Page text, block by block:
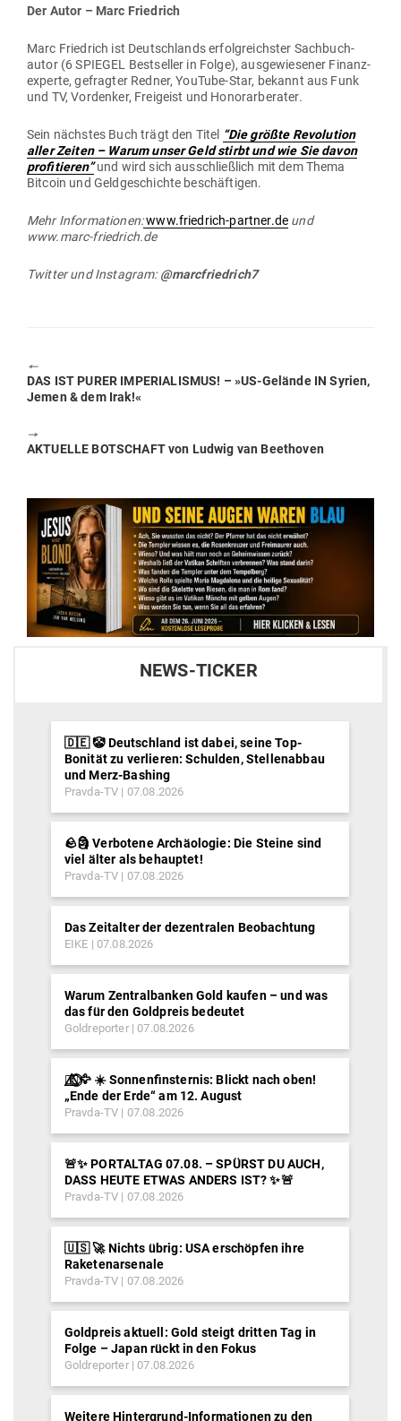
Der Autor – Marc Friedrich
Marc Friedrich ist Deutsch­lands erfolg­reichster Sach­buch­
autor (6 SPIEGEL Best­seller in Folge), aus­ge­wie­sener Finanz­
ex­perte, gefragter Redner, YouTube-Star, bekannt aus Funk
und TV, Vor­denker, Frei­geist und Honorarberater.
Sein nächstes Buch trägt den Titel “Die größte Revo­lution
aller Zeiten – Warum unser Geld stirbt und wie Sie davon
pro­fi­tieren”und wird sich aus­schließlich mit dem Thema
Bitcoin und Geld­ge­schichte beschäftigen.
Mehr Infor­ma­tionen:www.friedrich-partner.de und
www.marc-friedrich.de
Twitter und Instagram: @marcfriedrich7
🠔
Previous
post:
DAS IST PURER IMPE­RIA­LISMUS! – »US-Gelände IN Syrien,
Jemen & dem Irak!«
🠖
Next
AKTUELLE BOT­SCHAFT von Ludwig van Beethoven
NEWS-TICKER
🇩🇪 🤡 Deutschland ist dabei, seine Top-
Bonität zu verlieren: Schulden, Stellenabbau
und Merz-Bashing
Pravda-TV 07.08.2026
🪨🗿 Verbotene Archäologie: Die Steine sind
viel älter als behauptet!
Pravda-TV 07.08.2026
Das Zeitalter der dezentralen Beobachtung
EIKE 07.08.2026
Warum Zentralbanken Gold kaufen – und was
das für den Goldpreis bedeutet
Goldreporter 07.08.2026
🐦‍🔥⃤⃟⃝🦅 ☀️ Sonnenfinsternis: Blickt nach oben!
„Ende der Erde“ am 12. August
Pravda-TV 07.08.2026
🚨✨ PORTALTAG 07.08. – SPÜRST DU AUCH,
DASS HEUTE ETWAS ANDERS IST? ✨🚨
Pravda-TV 07.08.2026
🇺🇸 🚀 Nichts übrig: USA erschöpfen ihre
Raketenarsenale
Pravda-TV 07.08.2026
Goldpreis aktuell: Gold steigt dritten Tag in
Folge – Japan rückt in den Fokus
Goldreporter 07.08.2026
Weitere Hintergrund-Informationen zu den